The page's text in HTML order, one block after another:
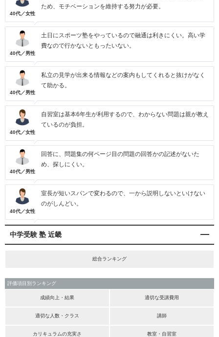
40代／女性
ため、モチベーションを維持する努力が必要。
40代／男性
土日にスポーツ塾をやっているので融通は利きにくい。高い学
費なので行かないともったいない。
40代／男性
私立の見学が出来る情報などの案内もしてくれると抜けがなく
て助かる。
40代／女性
自習室は基本6年生が利用するので、わからない問題は親が教え
ているのが負担。
40代／男性
回答に、問題集の何ページ目の問題の回答かの記述がないた
め、探しにくい。
40代／女性
室長が短いスパンで変わるので、一から説明しないといけない
のがしんどい。
中学受験 塾 近畿
総合ランキング
評価項目別ランキング
成績向上・結果 適切な受講費用
適切な人数・クラス 講師
カリキュラムの充実さ 教室・自習室